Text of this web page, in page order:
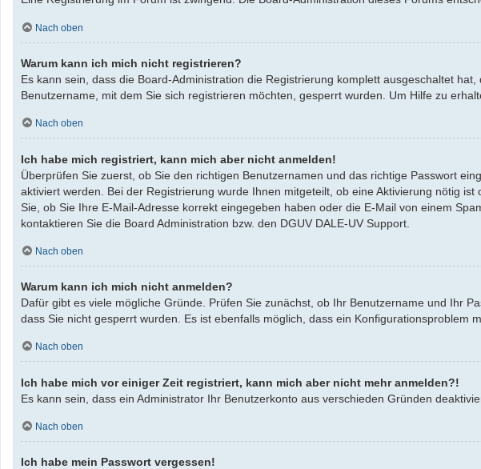
Nach oben
Warum kann ich mich nicht registrieren?
Es kann sein, dass die Board-Administration die Registrierung komplett ausgeschaltet
Benutzername, mit dem Sie sich registrieren möchten, gesperrt wurden. Um Hilfe zu
Nach oben
Ich habe mich registriert, kann mich aber nicht anmelden!
Überprüfen Sie zuerst, ob Sie den richtigen Benutzernamen und das richtige Passwort
aktiviert werden. Bei der Registrierung wurde Ihnen mitgeteilt, ob eine Aktivierung nötig
Sie, ob Sie Ihre E-Mail-Adresse korrekt eingegeben haben oder die E-Mail von einem
kontaktieren Sie die Board Administration bzw. den DGUV DALE-UV Support.
Nach oben
Warum kann ich mich nicht anmelden?
Dafür gibt es viele mögliche Gründe. Prüfen Sie zunächst, ob Ihr Benutzername und Ihr
dass Sie nicht gesperrt wurden. Es ist ebenfalls möglich, dass ein Konfigurationsproblem
Nach oben
Ich habe mich vor einiger Zeit registriert, kann mich aber nicht mehr anmelden?!
Es kann sein, dass ein Administrator Ihr Benutzerkonto aus verschieden Gründen
Nach oben
Ich habe mein Passwort vergessen!